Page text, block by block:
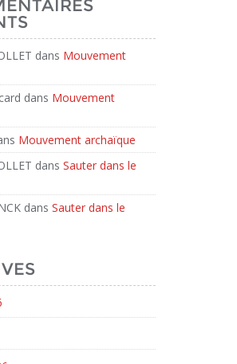
dans Mouvement
dans Mouvement
Mouvement archaïque
dans Sauter dans le
dans Sauter dans le